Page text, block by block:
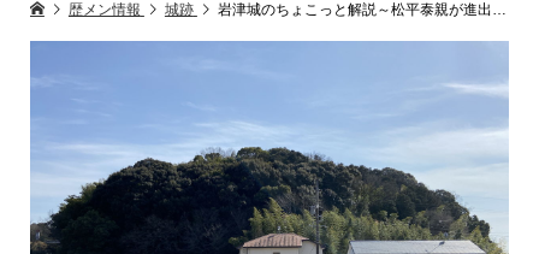
歴メン情報 城跡 岩津城のちょこっと解説～松平泰親が進出したことで松平氏の勢力拡大に